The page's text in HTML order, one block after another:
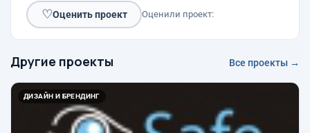
♡Оценить проект Оценили проект:
Другие проекты Все проекты →
ДИЗАЙН И БРЕНДИНГ